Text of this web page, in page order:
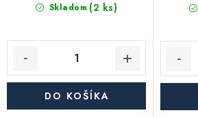
Skladom (2 ks)
DO KOŠÍKA